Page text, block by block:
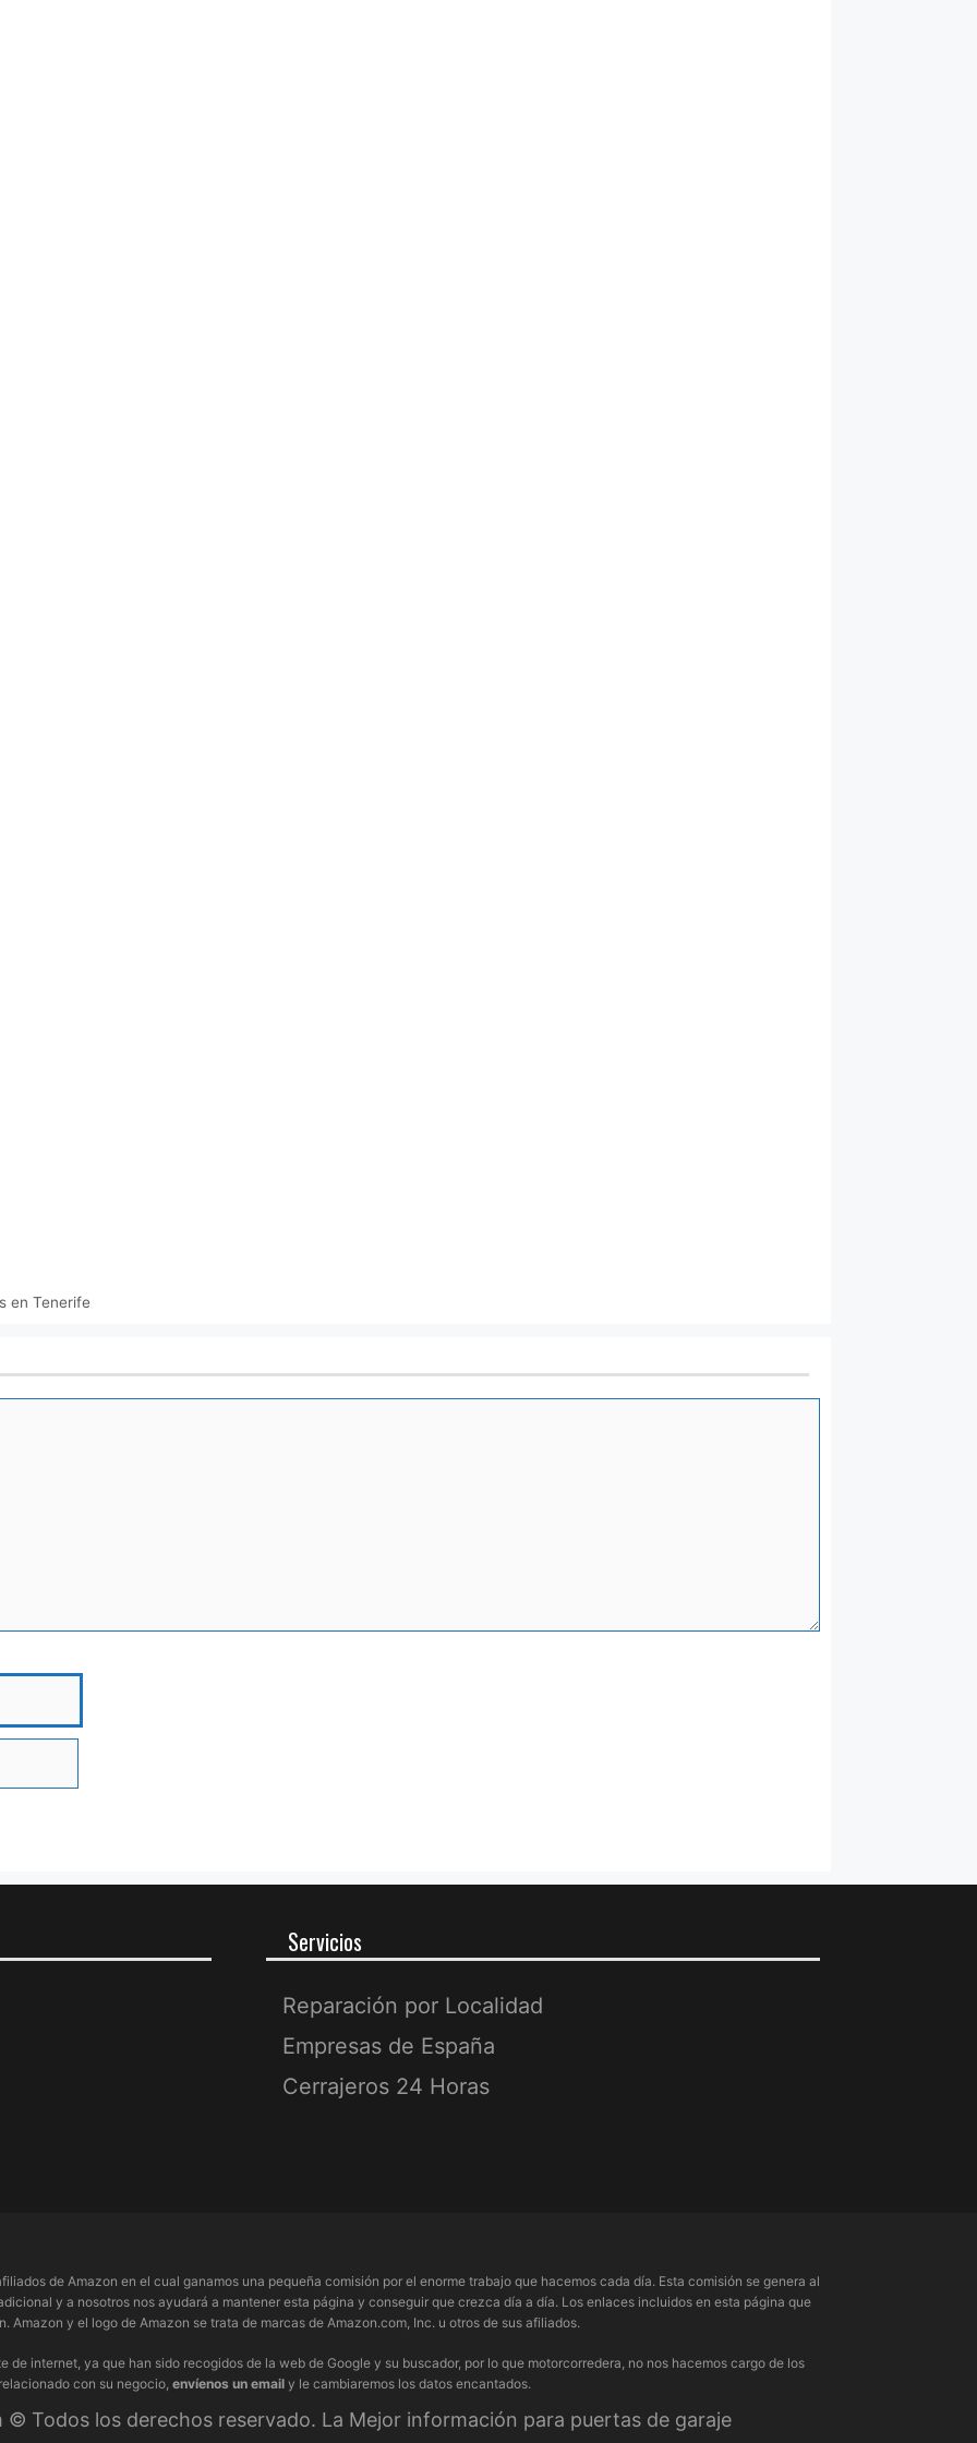
en Tenerife
Servicios
Reparación por Localidad
Empresas de España
Cerrajeros 24 Horas
de Amazon en el cual ganamos una pequeña comisión por el enorme trabajo que hacemos cada día. Esta comisión se genera al
y a nosotros nos ayudará a mantener esta página y conseguir que crezca día a día. Los enlaces incluidos en esta página que
y el logo de Amazon se trata de marcas de Amazon.com, Inc. u otros de sus afiliados.
de internet, ya que han sido recogidos de la web de Google y su buscador, por lo que motorcorredera, no nos hacemos cargo de los
con su negocio, envíenos un email y le cambiaremos los datos encantados.
Todos los derechos reservado. La Mejor información para puertas de garaje